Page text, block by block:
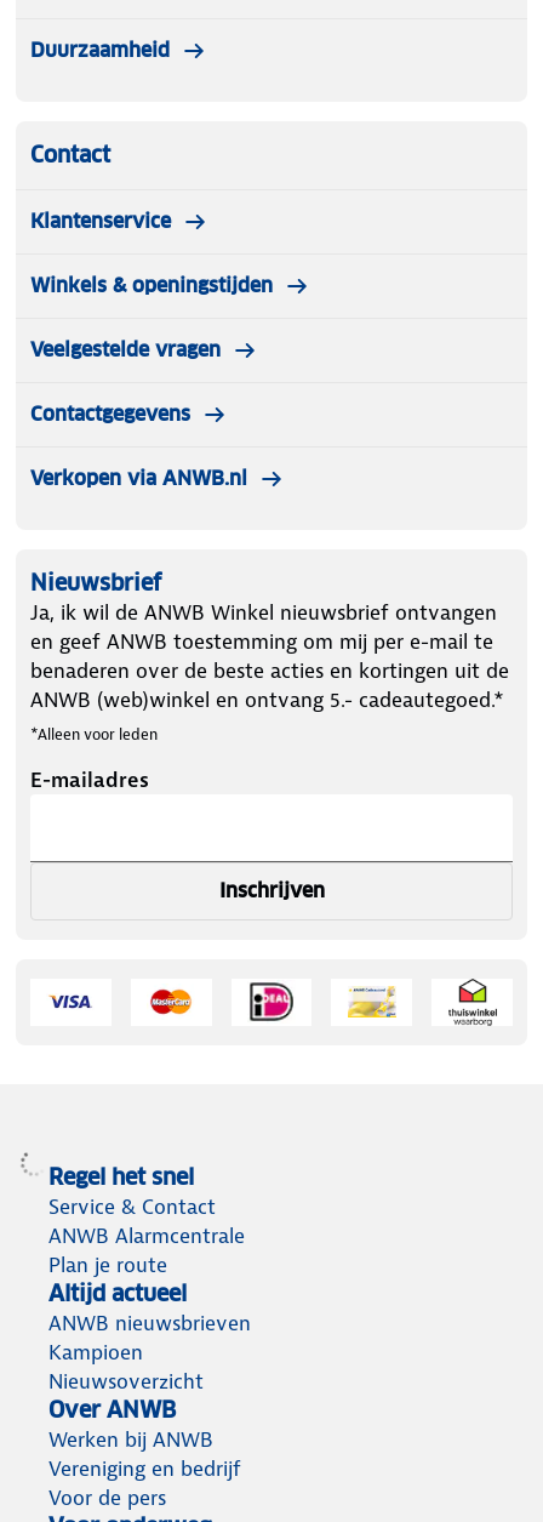
Duurzaamheid
Contact
Klantenservice
Winkels & openingstijden
Veelgestelde vragen
Contactgegevens
Verkopen via ANWB.nl
Nieuwsbrief
Ja, ik wil de ANWB Winkel nieuwsbrief ontvangen
en geef ANWB toestemming om mij per e-mail te
benaderen over de beste acties en kortingen uit de
ANWB (web)winkel en ontvang 5.- cadeautegoed.*
*Alleen voor leden
E-mailadres
Inschrijven
Regel het snel
Service & Contact
ANWB Alarmcentrale
Plan je route
Altijd actueel
ANWB nieuwsbrieven
Kampioen
Nieuwsoverzicht
Over ANWB
Werken bij ANWB
Vereniging en bedrijf
Voor de pers